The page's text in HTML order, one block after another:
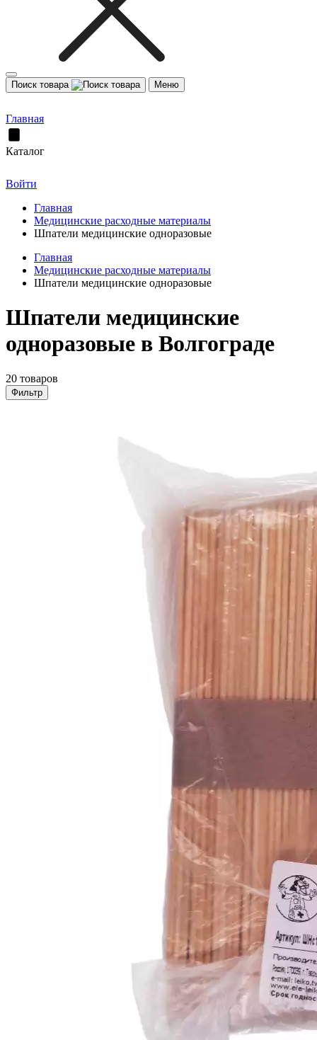
Поиск товара Меню
Главная
Каталог
Войти
Главная
Медицинские расходные материалы
Шпатели медицинские одноразовые
Главная
Медицинские расходные материалы
Шпатели медицинские одноразовые
Шпатели медицинские
одноразовые в Волгограде
20 товаров
Фильтр